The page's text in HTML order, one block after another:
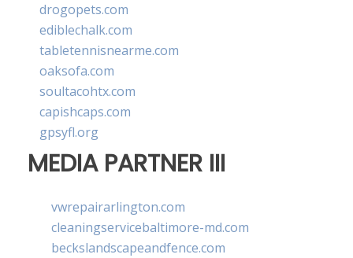
drogopets.com
ediblechalk.com
tabletennisnearme.com
oaksofa.com
soultacohtx.com
capishcaps.com
gpsyfl.org
MEDIA PARTNER III
vwrepairarlington.com
cleaningservicebaltimore-md.com
beckslandscapeandfence.com